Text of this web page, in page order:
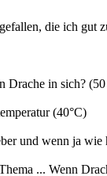
die ich gut
Drache in sich?
(40°C)
und wenn ja wie
... Wenn